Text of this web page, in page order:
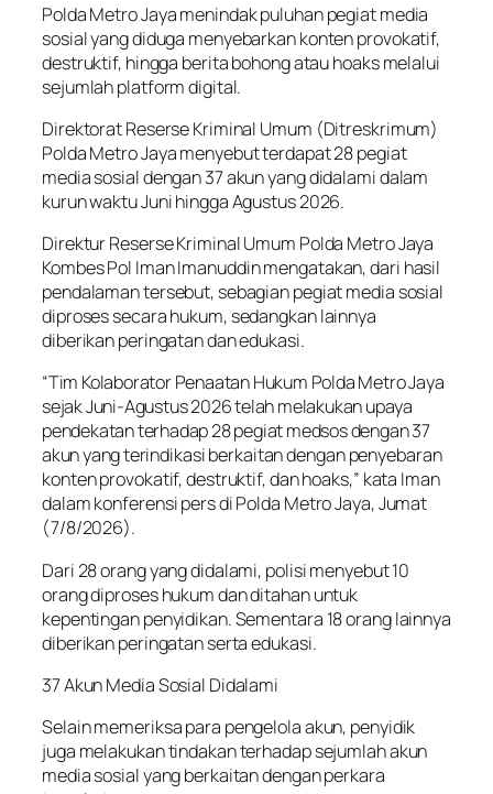
Polda Metro Jaya menindak puluhan pegiat media
sosial yang diduga menyebarkan konten provokatif,
destruktif, hingga berita bohong atau hoaks melalui
sejumlah platform digital.
Direktorat Reserse Kriminal Umum (Ditreskrimum)
Polda Metro Jaya menyebut terdapat 28 pegiat
media sosial dengan 37 akun yang didalami dalam
kurun waktu Juni hingga Agustus 2026.
Direktur Reserse Kriminal Umum Polda Metro Jaya
Kombes Pol Iman Imanuddin mengatakan, dari hasil
pendalaman tersebut, sebagian pegiat media sosial
diproses secara hukum, sedangkan lainnya
diberikan peringatan dan edukasi.
“Tim Kolaborator Penaatan Hukum Polda Metro Jaya
sejak Juni-Agustus 2026 telah melakukan upaya
pendekatan terhadap 28 pegiat medsos dengan 37
akun yang terindikasi berkaitan dengan penyebaran
konten provokatif, destruktif, dan hoaks,” kata Iman
dalam konferensi pers di Polda Metro Jaya, Jumat
(7/8/2026).
Dari 28 orang yang didalami, polisi menyebut 10
orang diproses hukum dan ditahan untuk
kepentingan penyidikan. Sementara 18 orang lainnya
diberikan peringatan serta edukasi.
37 Akun Media Sosial Didalami
Selain memeriksa para pengelola akun, penyidik
juga melakukan tindakan terhadap sejumlah akun
media sosial yang berkaitan dengan perkara